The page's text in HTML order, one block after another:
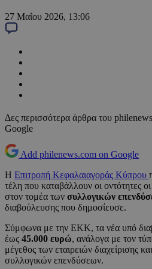
27 Μαΐου 2026, 13:06
Δες περισσότερα άρθρα του
Google
Add philenews.com on Google
Η Επιτροπή Κεφαλαιαγοράς Κύπρου
τέλη που καταβάλλουν οι οντότητες
στον τομέα των συλλογικών
διαβούλευσης που δημοσίευσε.
Σύμφωνα με την ΕΚΚ, τα νέα υπό
έως 45.000 ευρώ, ανάλογα με τον
μέγεθος των εταιρειών διαχείρισης
συλλογικών επενδύσεων.